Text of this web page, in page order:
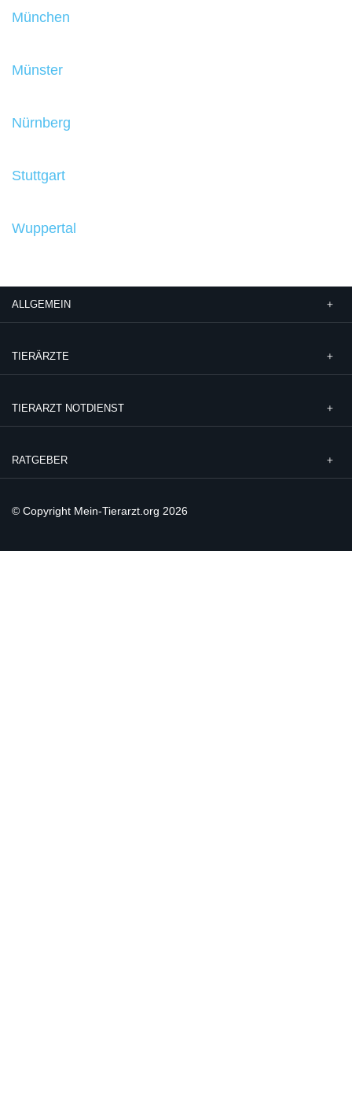
München
Münster
Nürnberg
Stuttgart
Wuppertal
ALLGEMEIN
TIERÄRZTE
TIERARZT NOTDIENST
RATGEBER
© Copyright Mein-Tierarzt.org 2026